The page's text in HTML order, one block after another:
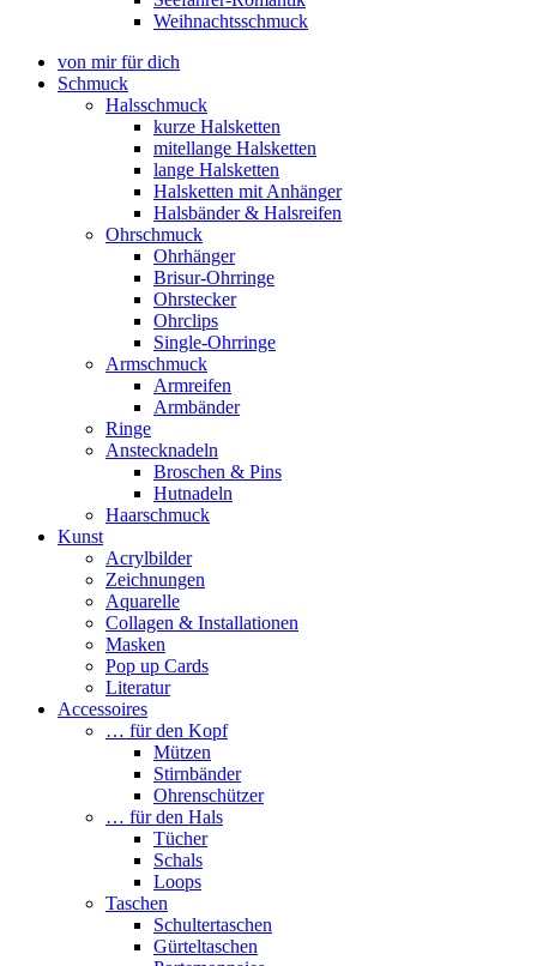
Weihnachtsschmuck
von mir für dich
Schmuck
Halsschmuck
kurze Halsketten
mitellange Halsketten
lange Halsketten
Halsketten mit Anhänger
Halsbänder & Halsreifen
Ohrschmuck
Ohrhänger
Brisur-Ohrringe
Ohrstecker
Ohrclips
Single-Ohrringe
Armschmuck
Armreifen
Armbänder
Ringe
Anstecknadeln
Broschen & Pins
Hutnadeln
Haarschmuck
Kunst
Acrylbilder
Zeichnungen
Aquarelle
Collagen & Installationen
Masken
Pop up Cards
Literatur
Accessoires
… für den Kopf
Mützen
Stirnbänder
Ohrenschützer
… für den Hals
Tücher
Schals
Loops
Taschen
Schultertaschen
Gürteltaschen